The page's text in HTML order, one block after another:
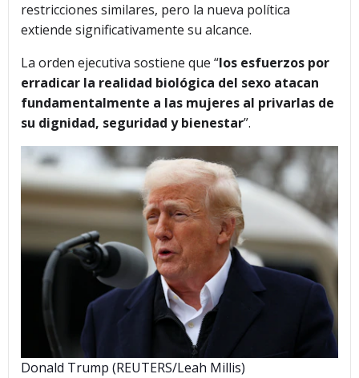
restricciones similares, pero la nueva política
extiende significativamente su alcance.
La orden ejecutiva sostiene que “los esfuerzos por
erradicar la realidad biológica del sexo atacan
fundamentalmente a las mujeres al privarlas de
su dignidad, seguridad y bienestar”.
Donald Trump (REUTERS/Leah Millis)